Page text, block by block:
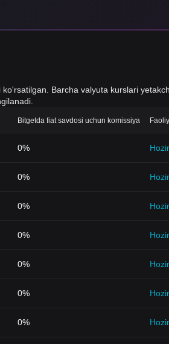
Barcha valyuta kurslari
Bitgetda fiat savdosi uchun komissiya
0%
0%
0%
0%
0%
0%
0%